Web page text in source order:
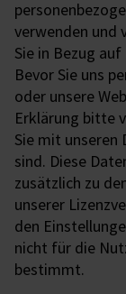
verwenden und
Sie in Bezug
Bevor Sie uns
oder unsere
Erklärung bitte
Sie mit unseren
sind. Diese
zusätzlich zu
unserer
den
nicht für die
bestimmt.